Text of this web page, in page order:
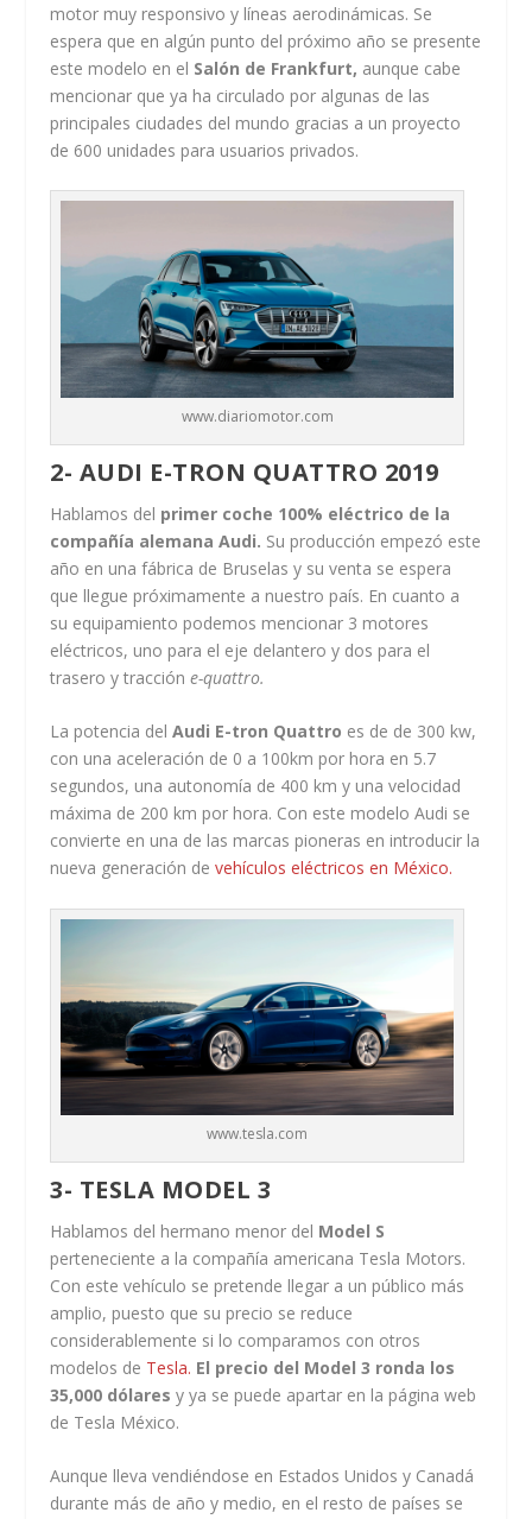
motor muy responsivo y líneas aerodinámicas. Se
espera que en algún punto del próximo año se presente
este modelo en el Salón de Frankfurt, aunque cabe
mencionar que ya ha circulado por algunas de las
principales ciudades del mundo gracias a un proyecto
de 600 unidades para usuarios privados.
www.diariomotor.com
2- AUDI E-TRON QUATTRO 2019
Hablamos del primer coche 100% eléctrico de la
compañía alemana Audi. Su producción empezó este
año en una fábrica de Bruselas y su venta se espera
que llegue próximamente a nuestro país. En cuanto a
su equipamiento podemos mencionar 3 motores
eléctricos, uno para el eje delantero y dos para el
trasero y traccióne-quattro.
La potencia delAudi E-tron Quattro es de de 300 kw,
con una aceleración de 0 a 100km por hora en 5.7
segundos, una autonomía de 400 km y una velocidad
máxima de 200 km por hora. Con este modelo Audi se
convierte en una de las marcas pioneras en introducir la
nueva generación devehículos eléctricos en México.
www.tesla.com
3- TESLA MODEL 3
Hablamos del hermano menor del Model S
perteneciente a la compañía americana Tesla Motors.
Con este vehículo se pretende llegar a un público más
amplio, puesto que su precio se reduce
considerablemente si lo comparamos con otros
modelos de Tesla. El precio del Model 3 ronda los
35,000 dólares y ya se puede apartar en la página web
de Tesla México.
Aunque lleva vendiéndose en Estados Unidos y Canadá
durante más de año y medio, en el resto de países se